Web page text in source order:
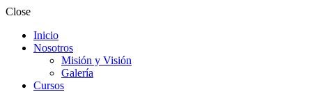
Close
Inicio
Nosotros
Misión y Visión
Galería
Cursos